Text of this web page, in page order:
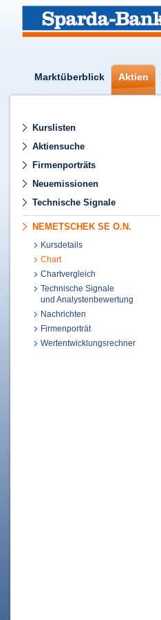
Marktüberblick Aktien
Kurslisten
Aktiensuche
Firmenporträts
Neuemissionen
Technische Signale
NEMETSCHEK SE O.N.
Kursdetails
Chart
Chartvergleich
Technische Signale
und Analystenbewertung
Nachrichten
Firmenporträt
Wertentwicklungsrechner